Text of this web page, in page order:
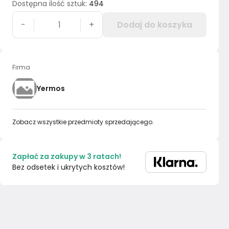
Dostępna ilość sztuk: 494
- + Dodaj do koszyka
Firma
Yermos
Zobacz wszystkie przedmioty sprzedającego.
Zapłać za zakupy w 3 ratach!
Bez odsetek i ukrytych kosztów!